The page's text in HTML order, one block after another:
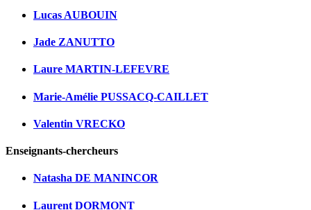
Lucas AUBOUIN
Jade ZANUTTO
Laure MARTIN-LEFEVRE
Marie-Amélie PUSSACQ-CAILLET
Valentin VRECKO
Enseignants-chercheurs
Natasha DE MANINCOR
Laurent DORMONT